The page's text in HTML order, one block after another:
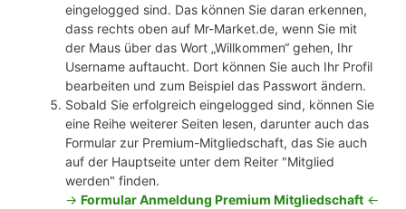
eingelogged sind. Das können Sie daran erkennen,
dass rechts oben auf Mr-Market.de, wenn Sie mit
der Maus über das Wort „Willkommen“ gehen, Ihr
Username auftaucht. Dort können Sie auch Ihr Profil
bearbeiten und zum Beispiel das Passwort ändern.
Sobald Sie erfolgreich eingelogged sind, können Sie
eine Reihe weiterer Seiten lesen, darunter auch das
Formular zur Premium-Mitgliedschaft, das Sie auch
auf der Hauptseite unter dem Reiter "Mitglied
werden" finden.
-> Formular Anmeldung Premium Mitgliedschaft <-